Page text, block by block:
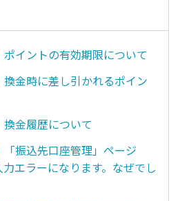
ポイントの有効期限について
換金時に差し引かれるポイン
換金履歴について
「振込先口座管理」ページ
エラーになります。なぜでし